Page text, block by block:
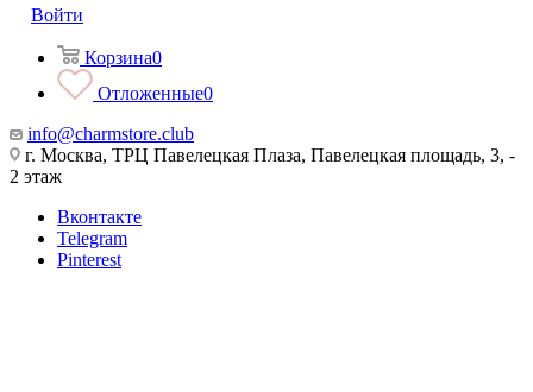
Войти
Корзина0
Отложенные0
info@charmstore.club
г. Москва, ТРЦ Павелецкая Плаза, Павелецкая площадь, 3, -
2 этаж
Вконтакте
Telegram
Pinterest